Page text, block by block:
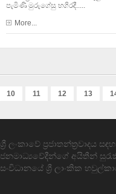
පැමිණි මුරුගේසු භගිරදී.....
More...
10 11 12 13
ශ්‍රී ලංකාවේ ප්‍රජාතන්ත්‍රවාදය
ජනමාධ්‍යවේදීන්ගේ අයිතීන්
සංවිධානයේ ශ්‍රී ලාංකික